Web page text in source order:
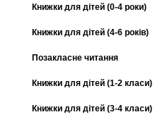
Книжки для дітей (0-4 роки)
Книжки для дітей (4-6 років)
Позакласне читання
Книжки для дітей (1-2 класи)
Книжки для дітей (3-4 класи)